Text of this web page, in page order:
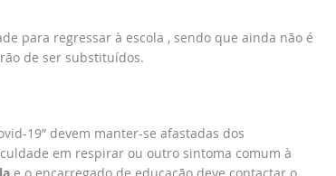
para regressar à escola , sendo que ainda não é
de ser substituídos.
19” devem manter-se afastadas dos
em respirar ou outro sintoma comum à